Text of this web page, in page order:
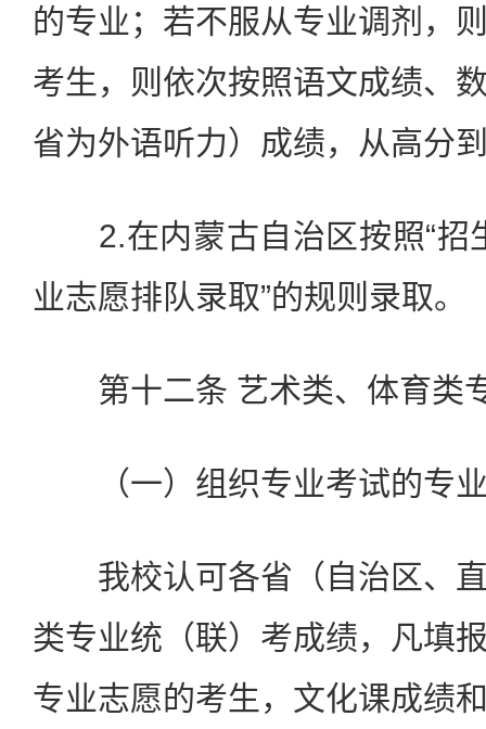
的专业；若不服从专业调剂，
考生，则依次按照语文成绩、
省为外语听力）成绩，从高分
2.在内蒙古自治区按照“招
业志愿排队录取”的规则录取。
第十二条 艺术类、体育类
（一）组织专业考试的专
我校认可各省（自治区、直
类专业统（联）考成绩，凡填
专业志愿的考生，文化课成绩